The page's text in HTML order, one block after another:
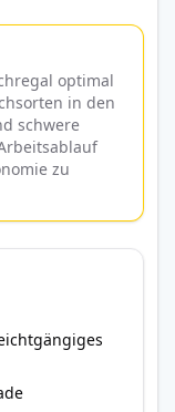
optimal
in den
schwere
zu